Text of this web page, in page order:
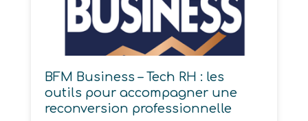
BFM Business – Tech RH : les
outils pour accompagner une
reconversion professionnelle